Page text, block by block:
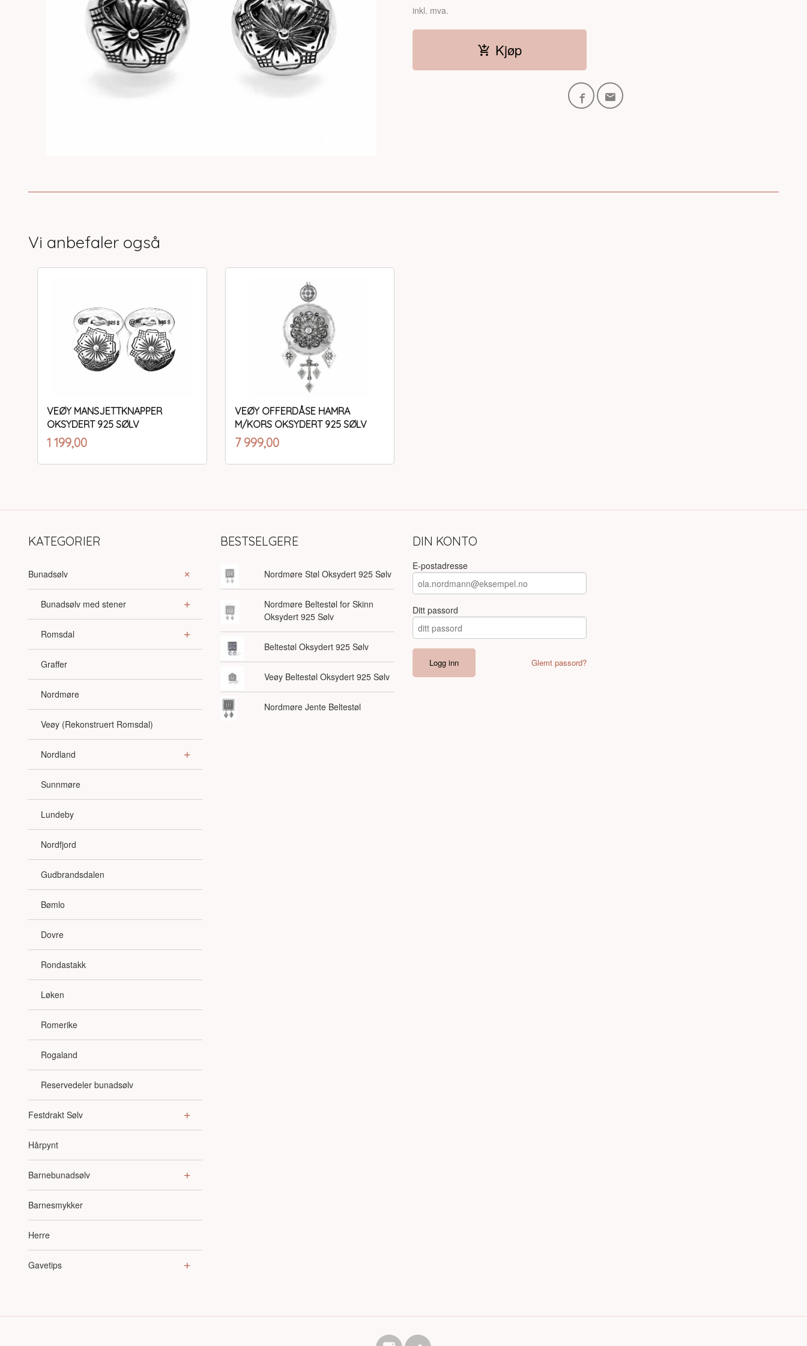
inkl. mva.
Kjøp
Vi anbefaler også
VEØY MANSJETTKNAPPER
OKSYDERT 925 SØLV
Pris
1 199,00
VEØY OFFERDÅSE HAMRA
M/KORS OKSYDERT 925 SØLV
Pris
7 999,00inkl.
mva.
KATEGORIER
Bunadsølv
Bunadsølv med stener
Romsdal
Graffer
Nordmøre
Veøy (Rekonstruert Romsdal)
Nordland
Sunnmøre
Lundeby
Nordfjord
Gudbrandsdalen
Bømlo
Dovre
Rondastakk
Løken
Romerike
Rogaland
Reservedeler bunadsølv
Festdrakt Sølv
Hårpynt
Barnebunadsølv
Barnesmykker
Herre
Gavetips
BESTSELGERE
Nordmøre Støl Oksydert 925 Sølv
Nordmøre Beltestøl for Skinn
Oksydert 925 Sølv
Beltestøl Oksydert 925 Sølv
Veøy Beltestøl Oksydert 925 Sølv
Nordmøre Jente Beltestøl
DIN KONTO
E-postadresse
Ditt passord
Glemt passord?